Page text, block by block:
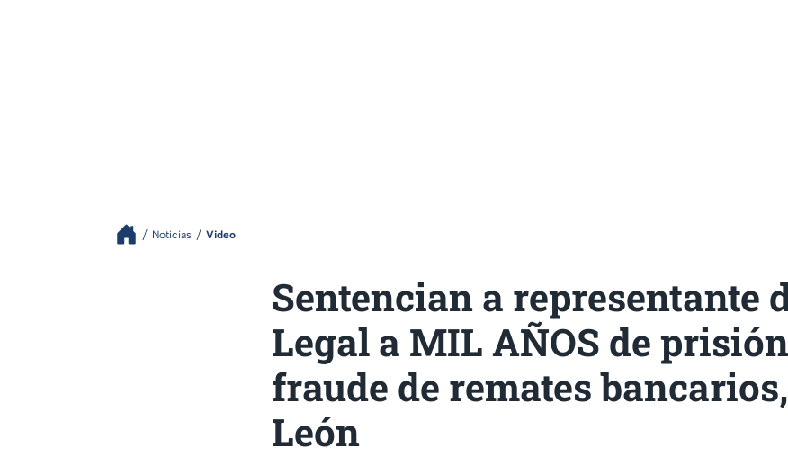
Noticias Video
Sentencian a representante
Legal a MIL AÑOS de
fraude de remates
León